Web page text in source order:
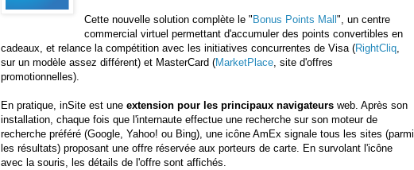
Cette nouvelle solution complète le " Bonus Points Mall", un centre
commercial virtuel permettant d'accumuler des points convertibles en
cadeaux, et relance la compétition avec les initiatives concurrentes de Visa (RightCliq,
sur un modèle assez différent) et MasterCard (MarketPlace, site d'offres
promotionnelles).
En pratique, inSite est une extension pour les principaux navigateurs web. Après son
installation, chaque fois que l'internaute effectue une recherche sur son moteur de
recherche préféré (Google, Yahoo! ou Bing), une icône AmEx signale tous les sites (parmi
les résultats) proposant une offre réservée aux porteurs de carte. En survolant l'icône
avec la souris, les détails de l'offre sont affichés.